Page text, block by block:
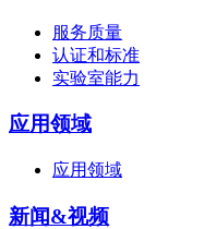
服务质量
认证和标准
实验室能力
应用领域
应用领域
新闻&视频